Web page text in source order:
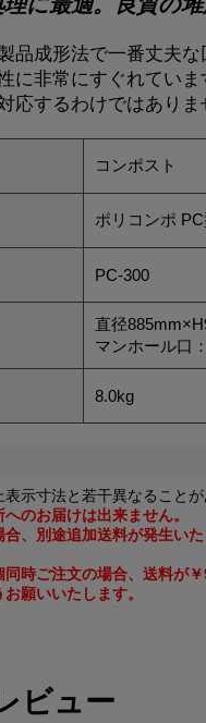
に最適。良質の
品成形法で一番丈夫
に非常にすぐれていま
応するわけではありま
コンポスト
ポリコンポ
PC-300
直径
マンホール口
8.0kg
表示寸法と若干異なること
のお届けは出来ません。
、別途追加送料が発生い
時ご注文の場合、送料が
願いいたします。
ビュー